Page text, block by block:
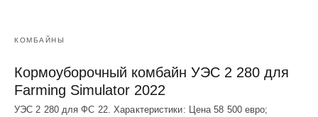
КОМБАЙНЫ
Кормоуборочный комбайн УЭC 2 280 для
Farming Simulator 2022
УЭC 2 280 для ФС 22. Характеристики: Цена 58 500 евро;